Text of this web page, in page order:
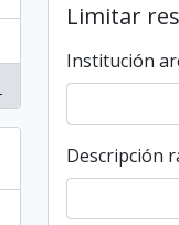
Limitar
Institución
Descripción